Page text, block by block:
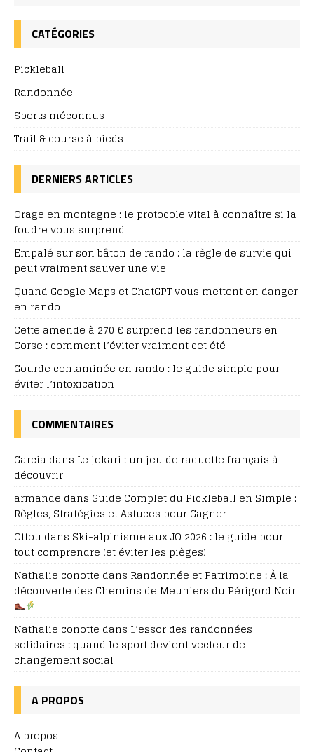
CATÉGORIES
Pickleball
Randonnée
Sports méconnus
Trail & course à pieds
DERNIERS ARTICLES
Orage en montagne : le protocole vital à connaître si la
foudre vous surprend
Empalé sur son bâton de rando : la règle de survie qui
peut vraiment sauver une vie
Quand Google Maps et ChatGPT vous mettent en danger
en rando
Cette amende à 270 € surprend les randonneurs en
Corse : comment l’éviter vraiment cet été
Gourde contaminée en rando : le guide simple pour
éviter l’intoxication
COMMENTAIRES
Garcia dans Le jokari : un jeu de raquette français à
découvrir
armande dans Guide Complet du Pickleball en Simple :
Règles, Stratégies et Astuces pour Gagner
Ottou dans Ski-alpinisme aux JO 2026 : le guide pour
tout comprendre (et éviter les pièges)
Nathalie conotte dans Randonnée et Patrimoine : À la
découverte des Chemins de Meuniers du Périgord Noir
Nathalie conotte dans L’essor des randonnées
solidaires : quand le sport devient vecteur de
changement social
A PROPOS
A propos